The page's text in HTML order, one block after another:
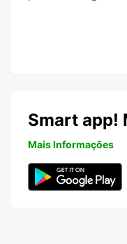
Smart app!
Mais Informações